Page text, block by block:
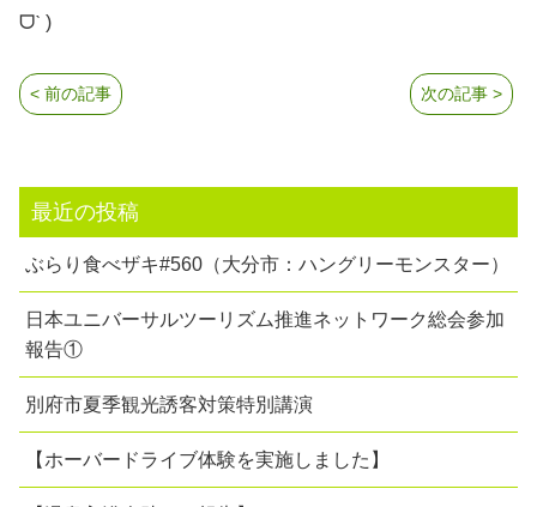
ᗜˋ )
次の記事 >
< 前の記事
最近の投稿
ぶらり食べザキ#560（大分市：ハングリーモンスター）
日本ユニバーサルツーリズム推進ネットワーク総会参加
報告①
別府市夏季観光誘客対策特別講演
【ホーバードライブ体験を実施しました】